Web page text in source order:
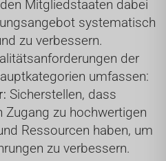
Mitgliedstaaten dabei
systematisch
zu verbessern.
der
umfassen:
Sicherstellen, dass
Zugang zu hochwertigen
Ressourcen haben, um
zu verbessern.